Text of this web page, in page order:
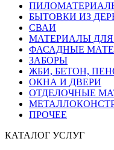
БЫТОВКИ ИЗ
СВАИ
МАТЕРИАЛЫ
ФАСАДНЫЕ
ЗАБОРЫ
ЖБИ, БЕТОН,
ОКНА И ДВЕРИ
ОТДЕЛОЧНЫЕ
ПРОЧЕЕ
КАТАЛОГ УСЛУГ